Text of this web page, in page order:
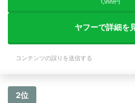
ヤフーで詳細を
コンテンツの誤りを送信する
2位